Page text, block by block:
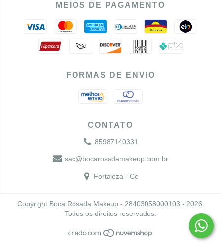
MEIOS DE PAGAMENTO
FORMAS DE ENVIO
CONTATO
85987140331
sac@bocarosadamakeup.com.br
Fortaleza - Ce
Copyright Boca Rosada Makeup - 28403058000103 - 2026.
Todos os direitos reservados.